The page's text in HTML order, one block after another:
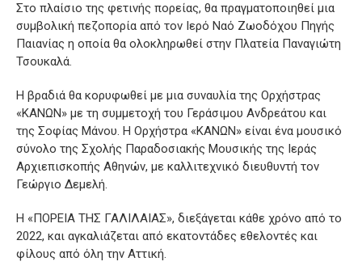
Στο πλαίσιο της φετινής πορείας, θα πραγματοποιηθεί μια
συμβολική πεζοπορία από τoν Ιερό Ναό Ζωοδόχου Πηγής
Παιανίας η οποία θα ολοκληρωθεί στην Πλατεία Παναγιώτη
Τσουκαλά.
Η βραδιά θα κορυφωθεί με μια συναυλία της Ορχήστρας
«ΚΑΝΩΝ» με τη συμμετοχή του Γεράσιμου Ανδρεάτου και
της Σοφίας Μάνου. Η Ορχήστρα «ΚΑΝΩΝ» είναι ένα μουσικό
σύνολο της Σχολής Παραδοσιακής Μουσικής της Ιεράς
Αρχιεπισκοπής Αθηνών, με καλλιτεχνικό διευθυντή τον
Γεώργιο Δεμελή.
Η «ΠΟΡΕΙΑ ΤΗΣ ΓΑΛΙΛΑΙΑΣ», διεξάγεται κάθε χρόνο από το
2022, και αγκαλιάζεται από εκατοντάδες εθελοντές και
φίλους από όλη την Αττική.